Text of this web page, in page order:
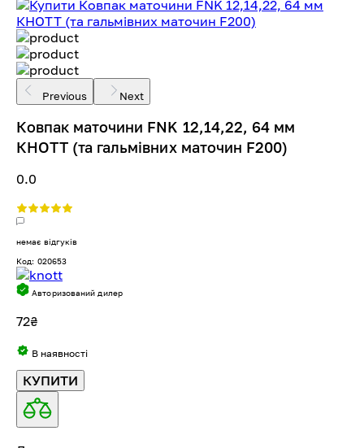
Previous Next
Ковпак маточини FNK 12,14,22, 64 мм
КНОТТ (та гальмівних маточин F200)
0.0
немає відгуків
Код: 020653
Авторизований дилер
72₴
В наявності
КУПИТИ